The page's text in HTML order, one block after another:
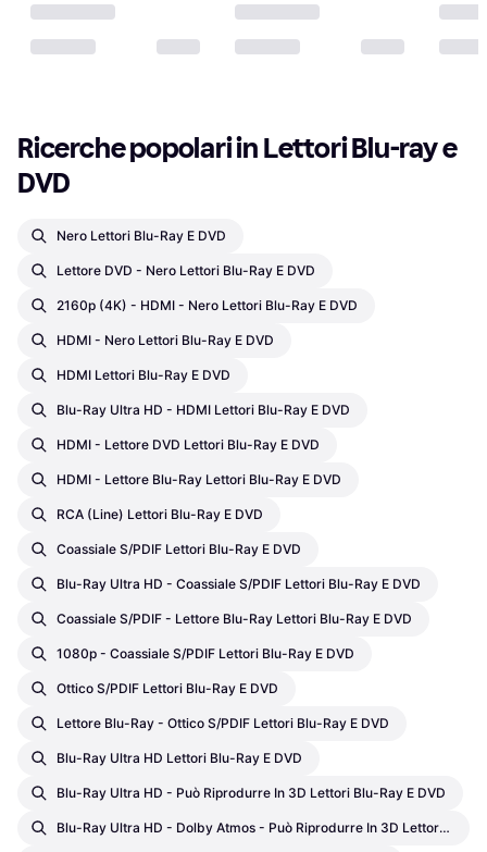
Ricerche popolari in Lettori Blu-ray e
DVD
Nero Lettori Blu-Ray E DVD
Lettore DVD - Nero Lettori Blu-Ray E DVD
2160p (4K) - HDMI - Nero Lettori Blu-Ray E DVD
HDMI - Nero Lettori Blu-Ray E DVD
HDMI Lettori Blu-Ray E DVD
Blu-Ray Ultra HD - HDMI Lettori Blu-Ray E DVD
HDMI - Lettore DVD Lettori Blu-Ray E DVD
HDMI - Lettore Blu-Ray Lettori Blu-Ray E DVD
RCA (Line) Lettori Blu-Ray E DVD
Coassiale S/PDIF Lettori Blu-Ray E DVD
Blu-Ray Ultra HD - Coassiale S/PDIF Lettori Blu-Ray E DVD
Coassiale S/PDIF - Lettore Blu-Ray Lettori Blu-Ray E DVD
1080p - Coassiale S/PDIF Lettori Blu-Ray E DVD
Ottico S/PDIF Lettori Blu-Ray E DVD
Lettore Blu-Ray - Ottico S/PDIF Lettori Blu-Ray E DVD
Blu-Ray Ultra HD Lettori Blu-Ray E DVD
Blu-Ray Ultra HD - Può Riprodurre In 3D Lettori Blu-Ray E DVD
Blu-Ray Ultra HD - Dolby Atmos - Può Riprodurre In 3D Lettori Blu-Ray E DVD